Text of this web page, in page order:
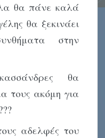
θα πάνε καλά
θα ξεκινάει
στην
θα
τους ακόμη για
αδελφές του